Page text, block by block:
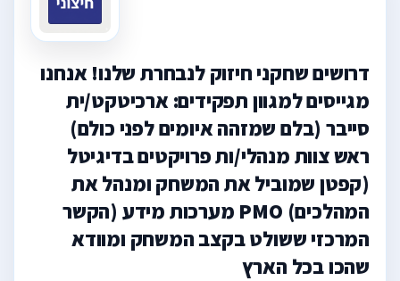
דרושים שחקני חיזוק לנבחרת שלנו! אנחנו
מגייסים למגוון תפקידים: ארכיטקט/ית
סייבר (בלם שמזהה איומים לפני כולם)
ראש צוות מנהלי/ות פרויקטים בדיגיטל
(קפטן שמוביל את המשחק ומנהל את
המהלכים) PMO מערכות מידע (הקשר
המרכזי ששולט בקצב המשחק ומוודא
שהכו בכל הארץ